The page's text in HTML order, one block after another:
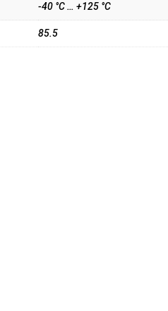
-40 °C … +125 °C
85.5